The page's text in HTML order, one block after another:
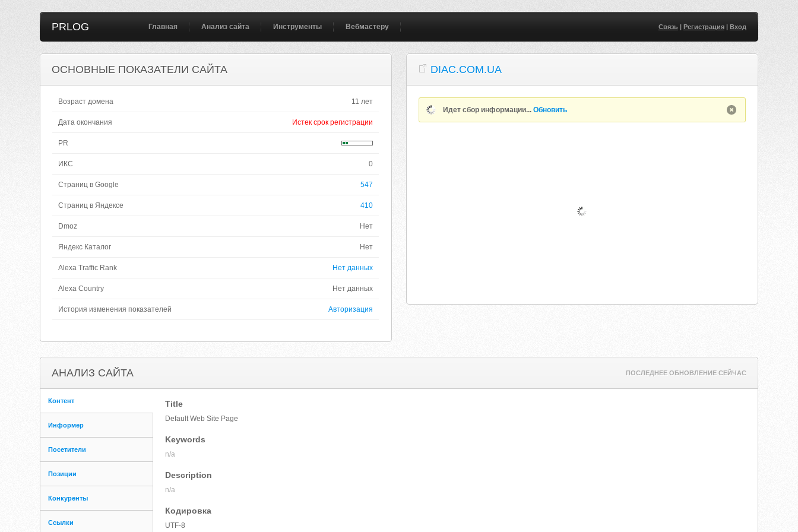
PRLOG Главная Анализ сайта Инструменты Вебмастеру Связь| Регистрация| Вход
ОСНОВНЫЕ ПОКАЗАТЕЛИ САЙТА
Возраст домена 11 лет
Дата окончания Истек срок регистрации
PR
ИКС 0
Страниц в Google 547
Страниц в Яндексе 410
Dmoz Нет
Яндекс Каталог Нет
Alexa Traffic Rank Нет данных
Alexa Country Нет данных
История изменения показателей Авторизация
DIAC.COM.UA
Идет сбор информации...Обновить
АНАЛИЗ САЙТА ПОСЛЕДНЕЕ ОБНОВЛЕНИЕ СЕЙЧАС
Контент
Информер
Посетители
Позиции
Конкуренты
Ссылки
Title
Default Web Site Page
Keywords
n/a
Description
n/a
Кодировка
UTF-8